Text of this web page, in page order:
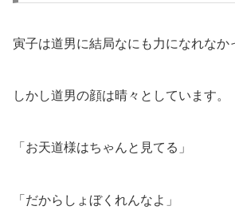
寅子は道男に結局なにも力になれなか
しかし道男の顔は晴々としています。
「お天道様はちゃんと見てる」
「だからしょぼくれんなよ」